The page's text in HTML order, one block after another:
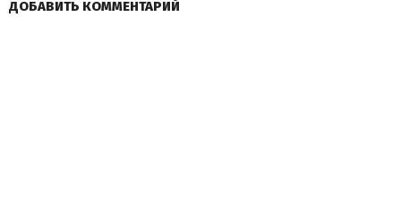
ДОБАВИТЬ КОММЕНТАРИЙ